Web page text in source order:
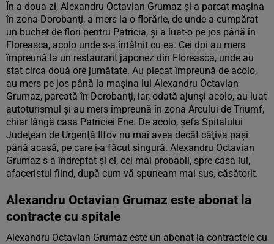
În a doua zi, Alexandru Octavian Grumaz şi-a parcat maşina
în zona Dorobanţi, a mers la o florărie, de unde a cumpărat
un buchet de flori pentru Patricia, şi a luat-o pe jos până în
Floreasca, acolo unde s-a întâlnit cu ea. Cei doi au mers
împreună la un restaurant japonez din Floreasca, unde au
stat circa două ore jumătate. Au plecat împreună de acolo,
au mers pe jos până la maşina lui Alexandru Octavian
Grumaz, parcată în Dorobanţi, iar, odată ajunşi acolo, au luat
autoturismul şi au mers împreună în zona Arcului de Triumf,
chiar lângă casa Patriciei Ene. De acolo, şefa Spitalului
Judeţean de Urgenţă Ilfov nu mai avea decât câţiva paşi
până acasă, pe care i-a făcut singură. Alexandru Octavian
Grumaz s-a îndreptat şi el, cel mai probabil, spre casa lui,
afaceristul fiind, după cum vă spuneam mai sus, căsătorit.
Alexandru Octavian Grumaz este abonat la
contracte cu spitale
Alexandru Octavian Grumaz este un abonat la contractele cu